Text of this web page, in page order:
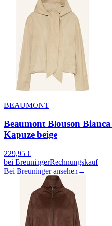
BEAUMONT
Beaumont Blouson
Kapuze beige
229,95 €
bei BreuningerRechnungskauf
Bei Breuninger ansehen →